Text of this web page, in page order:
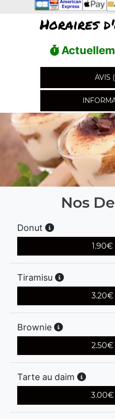
Horaires
AVIS
Nos
Donut
1.90€
Tiramisu
3.20€
Brownie
2.50€
Tarte au daim
3.00€